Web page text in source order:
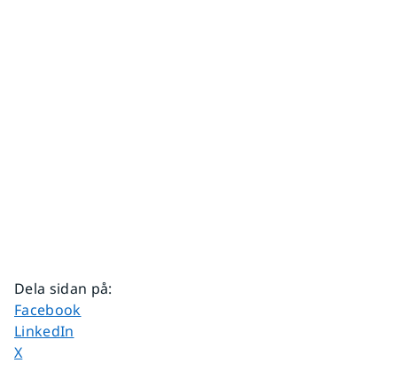
Dela sidan på:
Dela sidan på
Facebook
Dela sidan på
LinkedIn
Dela sidan på
X